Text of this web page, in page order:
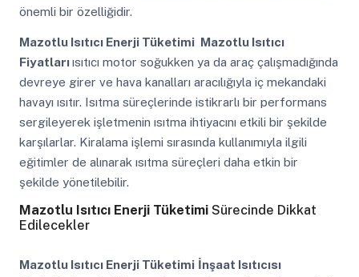
önemli bir özelliğidir.
Mazotlu Isıtıcı Enerji Tüketimi Mazotlu Isıtıcı
Fiyatlarıısıtıcı motor soğukken ya da araç çalışmadığında
devreye girer ve hava kanalları aracılığıyla iç mekandaki
havayı ısıtır. Isıtma süreçlerinde istikrarlı bir performans
sergileyerek işletmenin ısıtma ihtiyacını etkili bir şekilde
karşılarlar. Kiralama işlemi sırasında kullanımıyla ilgili
eğitimler de alınarak ısıtma süreçleri daha etkin bir
şekilde yönetilebilir.
Mazotlu Isıtıcı Enerji TüketimiSürecinde Dikkat
Edilecekler
Mazotlu Isıtıcı Enerji Tüketimi İnşaat Isıtıcısı